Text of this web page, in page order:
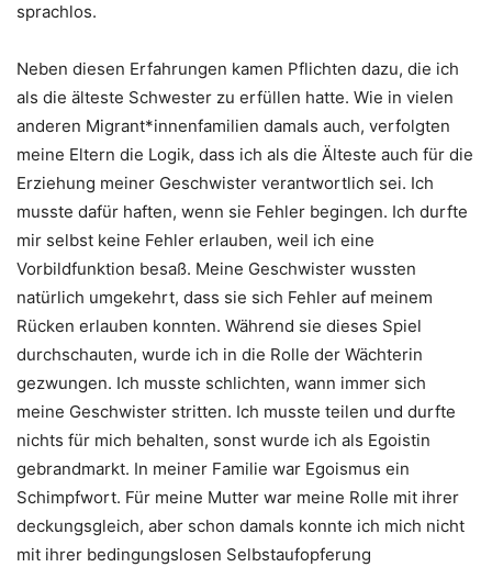
sprachlos.
Neben diesen Erfahrungen kamen Pflichten dazu, die ich
als die älteste Schwester zu erfüllen hatte. Wie in vielen
anderen Migrant*innenfamilien damals auch, verfolgten
meine Eltern die Logik, dass ich als die Älteste auch für die
Erziehung meiner Geschwister verantwortlich sei. Ich
musste dafür haften, wenn sie Fehler begingen. Ich durfte
mir selbst keine Fehler erlauben, weil ich eine
Vorbildfunktion besaß. Meine Geschwister wussten
natürlich umgekehrt, dass sie sich Fehler auf meinem
Rücken erlauben konnten. Während sie dieses Spiel
durchschauten, wurde ich in die Rolle der Wächterin
gezwungen. Ich musste schlichten, wann immer sich
meine Geschwister stritten. Ich musste teilen und durfte
nichts für mich behalten, sonst wurde ich als Egoistin
gebrandmarkt. In meiner Familie war Egoismus ein
Schimpfwort. Für meine Mutter war meine Rolle mit ihrer
deckungsgleich, aber schon damals konnte ich mich nicht
mit ihrer bedingungslosen Selbstaufopferung